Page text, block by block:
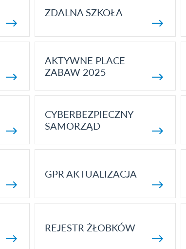
ZDALNA SZKOŁA
AKTYWNE PLACE
ZABAW 2025
CYBERBEZPIECZNY
SAMORZĄD
GPR AKTUALIZACJA
REJESTR ŻŁOBKÓW